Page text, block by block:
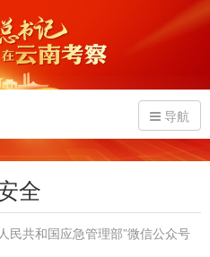
导航
全
民共和国应急管理部”微信公众号